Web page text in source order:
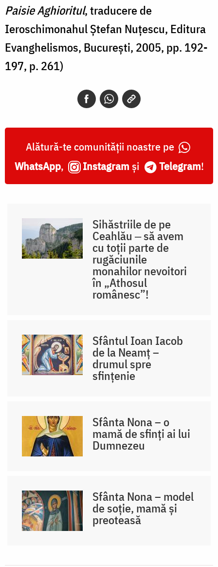
Paisie Aghioritul, traducere de
Ieroschimonahul Ştefan Nuţescu, Editura
Evanghelismos, Bucureşti, 2005, pp. 192-
197, p. 261)
Alătură-te comunității noastre pe
WhatsApp, Instagram și Telegram!
Sihăstriile de pe
Ceahlău ‒ să avem
cu toții parte de
rugăciunile
monahilor nevoitori
în „Athosul
românesc”!
Sfântul Ioan Iacob
de la Neamț –
drumul spre
sfințenie
Sfânta Nona – o
mamă de sfinți ai lui
Dumnezeu
Sfânta Nona – model
de soție, mamă și
preoteasă